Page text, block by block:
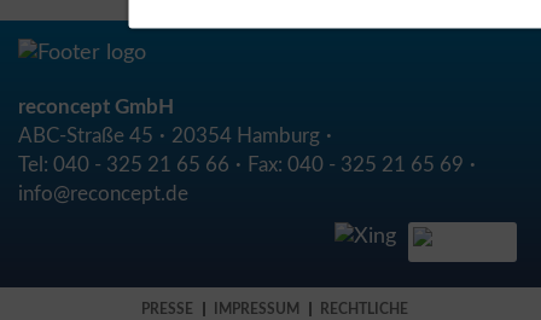
reconcept GmbH
ABC-Straße 45
20354 Hamburg
Tel: 040 - 325 21 65 66 Fax: 040 - 325 21 65 69
info@reconcept.de
PRESSE IMPRESSUM
RECHTLICHE